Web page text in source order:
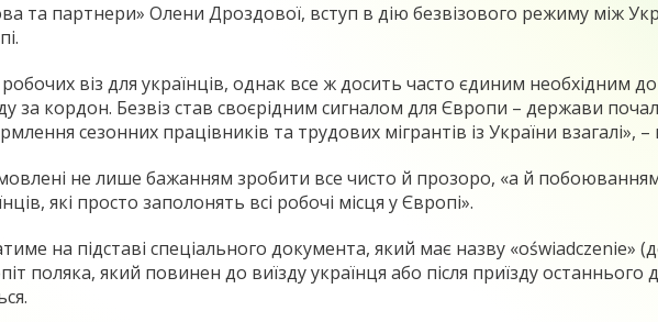
партнери» Олени Дроздової, вступ в дію безвізового режиму між
віз для українців, однак все ж досить часто єдиним необхідним
за кордон. Безвіз став своєрідним сигналом для Європи – держави
сезонних працівників та трудових мігрантів із України взагалі»,
не лише бажанням зробити все чисто й прозоро, «а й
які просто заполонять всі робочі місця у Європі».
на підставі спеціального документа, який має назву «oświadczenie»
поляка, який повинен до виїзду українця або після приїзду останнього